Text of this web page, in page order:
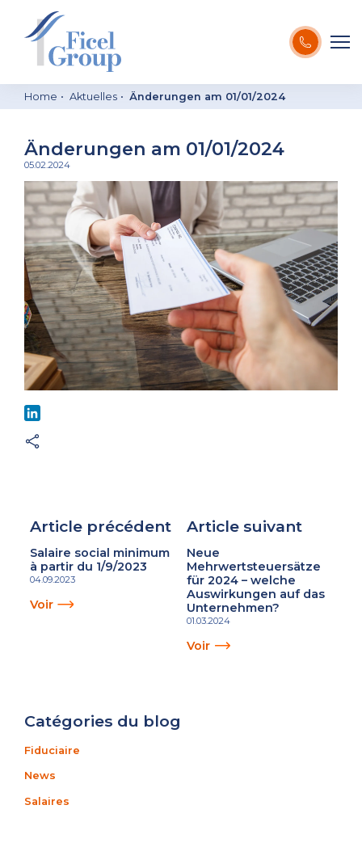
Home Aktuelles Änderungen am 01/01/2024
Änderungen am 01/01/2024
05.02.2024
Article précédent
Salaire social minimum
à partir du 1/9/2023
04.09.2023
Voir
Article suivant
Neue
Mehrwertsteuersätze
für 2024 – welche
Auswirkungen auf das
Unternehmen?
01.03.2024
Voir
Catégories du blog
Fiduciaire
News
Salaires